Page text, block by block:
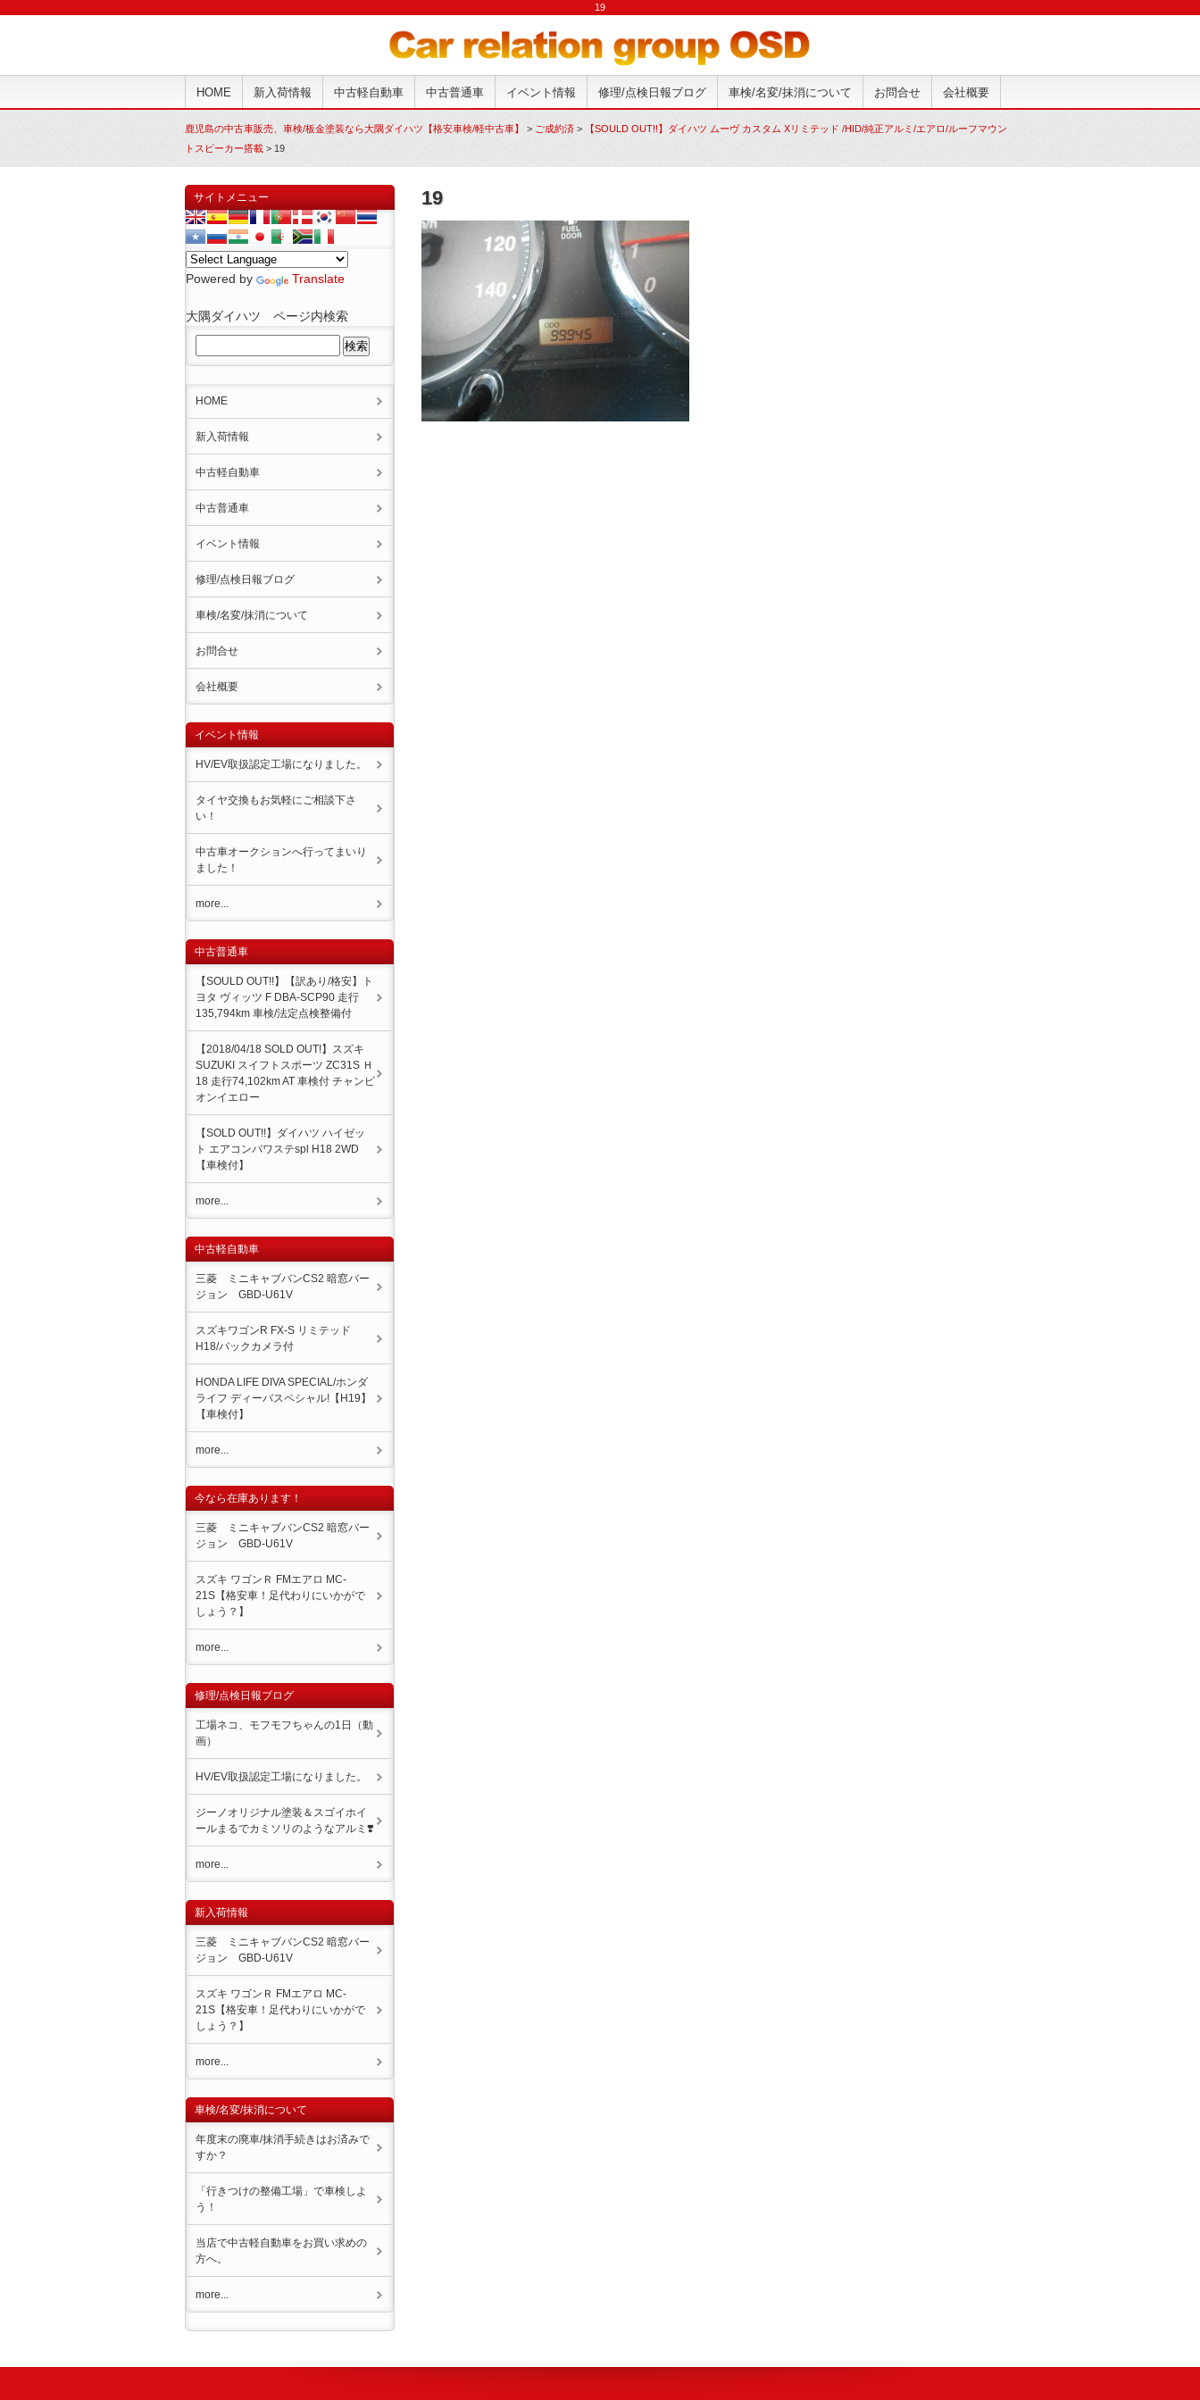
19
HOME 新入荷情報 中古軽自動車 中古普通車 イベント情報 修理/点検日報ブログ 車検/名変/抹消について お問合せ 会社概要
鹿児島の中古車販売、車検/板金塗装なら大隅ダイハツ【格安車検/軽中古車】 > ご成約済 >
【SOULD OUT!!】ダイハツ ムーヴ カスタム Xリミテッド /HID/純正アルミ/エアロ/ルーフマウン
トスピーカー搭載 > 19
19
サイトメニュー
Powered by Translate
大隅ダイハツ ページ内検索
HOME
新入荷情報
中古軽自動車
中古普通車
イベント情報
修理/点検日報ブログ
車検/名変/抹消について
お問合せ
会社概要
イベント情報
HV/EV取扱認定工場になりました。
タイヤ交換もお気軽にご相談下さ
い！
中古車オークションへ行ってまいり
ました！
more...
中古普通車
【SOULD OUT!!】【訳あり/格安】ト
ヨタ ヴィッツ F DBA-SCP90 走行
135,794km 車検/法定点検整備付
【2018/04/18 SOLD OUT!】スズキ
SUZUKI スイフトスポーツ ZC31S Ｈ
18 走行74,102km AT 車検付 チャンピ
オンイエロー
【SOLD OUT!!】ダイハツ ハイゼッ
ト エアコンパワステspl H18 2WD
【車検付】
more...
中古軽自動車
三菱 ミニキャブバンCS2 暗窓バー
ジョン GBD-U61V
スズキワゴンR FX-S リミテッド
H18/バックカメラ付
HONDA LIFE DIVA SPECIAL/ホンダ
ライフ ディーバスペシャル!【H19】
【車検付】
more...
今なら在庫あります！
三菱 ミニキャブバンCS2 暗窓バー
ジョン GBD-U61V
スズキ ワゴンＲ FMエアロ MC-
21S【格安車！足代わりにいかがで
しょう？】
more...
修理/点検日報ブログ
工場ネコ、モフモフちゃんの1日（動
画）
HV/EV取扱認定工場になりました。
ジーノオリジナル塗装＆スゴイホイ
ール️まるでカミソリのようなアルミ❣️
more...
新入荷情報
三菱 ミニキャブバンCS2 暗窓バー
ジョン GBD-U61V
スズキ ワゴンＲ FMエアロ MC-
21S【格安車！足代わりにいかがで
しょう？】
more...
車検/名変/抹消について
年度末の廃車/抹消手続きはお済みで
すか？
「行きつけの整備工場」で車検しよ
う！
当店で中古軽自動車をお買い求めの
方へ。
more...